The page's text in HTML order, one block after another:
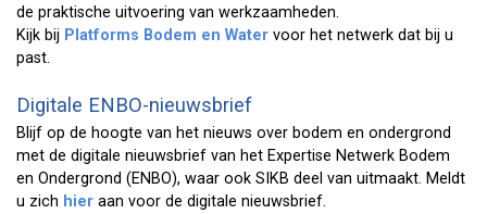
de praktische uitvoering van werkzaamheden.
Kijk bij Platforms Bodem en Water voor het netwerk dat bij u
past.
Digitale ENBO-nieuwsbrief
Blijf op de hoogte van het nieuws over bodem en ondergrond
met de digitale nieuwsbrief van het Expertise Netwerk Bodem
en Ondergrond (ENBO), waar ook SIKB deel van uitmaakt. Meldt
u zich hier aan voor de digitale nieuwsbrief.